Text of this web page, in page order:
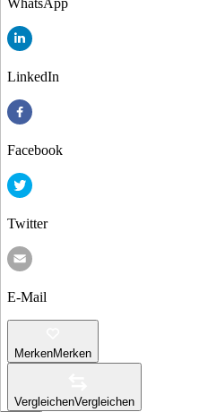
WhatsApp
LinkedIn
Facebook
Twitter
E-Mail
MerkenMerken
VergleichenVergleichen